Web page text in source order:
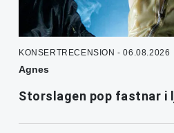
KONSERTRECENSION - 06.08.2026
Agnes
Storslagen pop fastnar i